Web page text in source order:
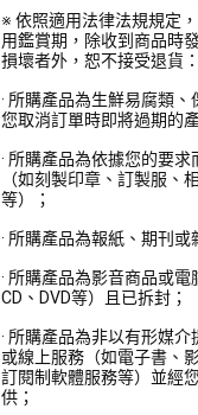
※ 依照適用法律法規規定
用鑑賞期，除收到商品時
損壞者外，恕不接受退貨：
· 所購產品為生鮮易腐類
您取消訂單時即將過期的
· 所購產品為依據您的要
（如刻製印章、訂製服、
等）；
· 所購產品為報紙、期刊或
· 所購產品為影音商品或電
CD、DVD等）且已拆封；
· 所購產品為非以有形媒
或線上服務（如電子書、
訂閱制軟體服務等）並經
供；